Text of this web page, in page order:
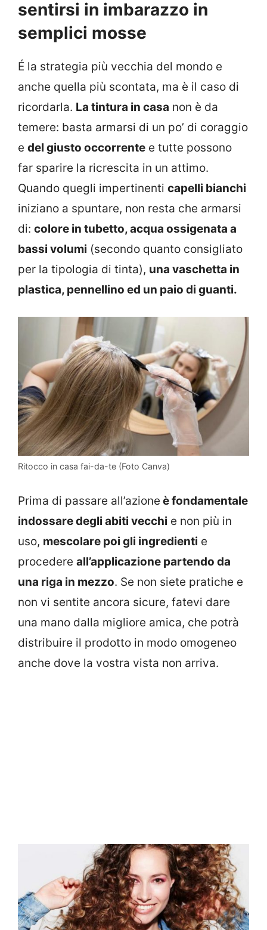
sentirsi in imbarazzo in
semplici mosse
É la strategia più vecchia del mondo e
anche quella più scontata, ma è il caso di
ricordarla. La tintura in casa non è da
temere: basta armarsi di un po’ di coraggio
e del giusto occorrente e tutte possono
far sparire la ricrescita in un attimo.
Quando quegli impertinenti capelli bianchi
iniziano a spuntare, non resta che armarsi
di: colore in tubetto, acqua ossigenata a
bassi volumi (secondo quanto consigliato
per la tipologia di tinta), una vaschetta in
plastica, pennellino ed un paio di guanti.
Ritocco in casa fai-da-te (Foto Canva)
Prima di passare all’azione è fondamentale
indossare degli abiti vecchi e non più in
uso, mescolare poi gli ingredienti e
procedere all’applicazione partendo da
una riga in mezzo. Se non siete pratiche e
non vi sentite ancora sicure, fatevi dare
una mano dalla migliore amica, che potrà
distribuire il prodotto in modo omogeneo
anche dove la vostra vista non arriva.